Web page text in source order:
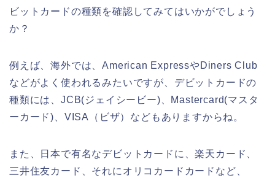
ビットカードの種類を確認してみてはいかがでしょう
か？
例えば、海外では、American ExpressやDiners Club
などがよく使われるみたいですが、デビットカードの
種類には、JCB(ジェイシービー)、Mastercard(マスタ
ーカード)、VISA（ビザ）などもありますからね。
また、日本で有名なデビットカードに、楽天カード、
三井住友カード、それにオリコカードカードなど、